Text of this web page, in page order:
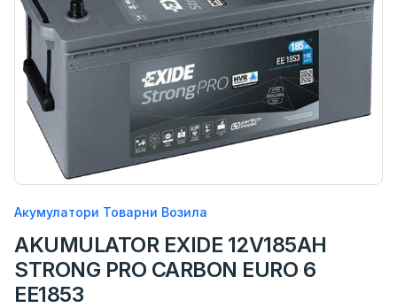
Акумулатори Товарни Возила
AKUMULATOR EXIDE 12V185AH
STRONG PRO CARBON EURO 6
EE1853